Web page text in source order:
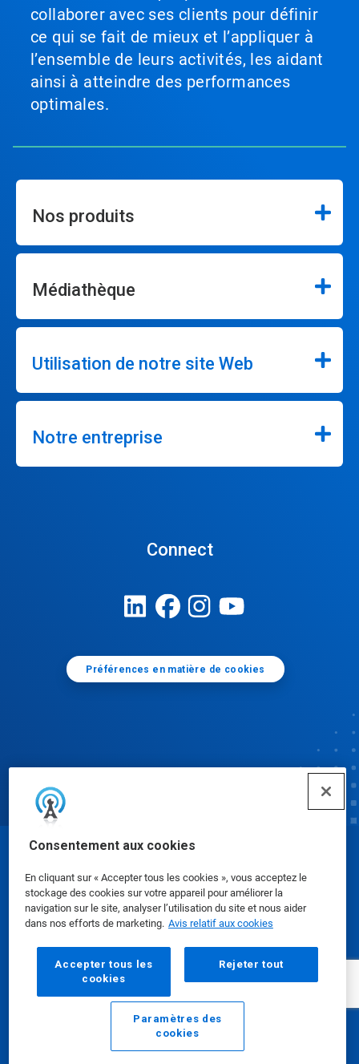
Consentement aux cookies
En cliquant sur « Accepter tous les cookies », vous acceptez le
stockage des cookies sur votre appareil pour améliorer la
navigation sur le site, analyser l’utilisation du site et nous aider
dans nos efforts de marketing. Avis relatif aux cookies
Accepter tous les
cookies
Rejeter tout
Paramètres des
cookies
collaborer avec ses clients pour définir
ce qui se fait de mieux et l’appliquer à
l’ensemble de leurs activités, les aidant
ainsi à atteindre des performances
optimales.
Nos produits
Médiathèque
Utilisation de notre site Web
Notre entreprise
Connect
Préférences en matière de cookies
Courriel Appeler
Fiches signalétiques|Politique de confidentialité
Modalités d'utilisation